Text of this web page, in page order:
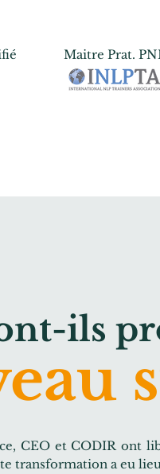
Maitre Prat.
ils
CEO et CODIR ont
transformation a eu